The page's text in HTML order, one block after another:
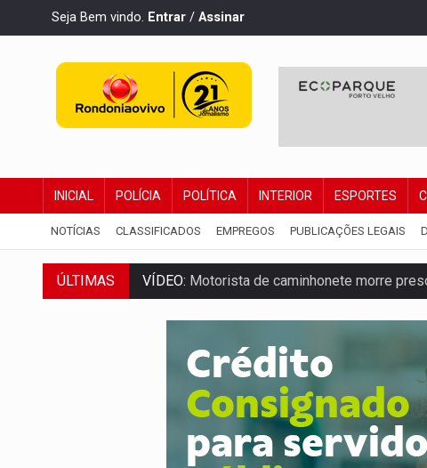
Seja Bem vindo. Entrar / Assinar
INICIAL POLÍCIA POLÍTICA INTERIOR ESPORTES
NOTÍCIAS CLASSIFICADOS EMPREGOS PUBLICAÇÕES LEGAIS
ÚLTIMAS VÍDEO: Motorista de caminhonete morre
LAZER:Seis lugares gratuitos para
FTICCO e Força Tática prendem
INCLUSÃO: Prefeitura fortalece parceria com
Exército testa inovações no
TEMAS SOCIOAMBIENTAIS:Em Itapuã do